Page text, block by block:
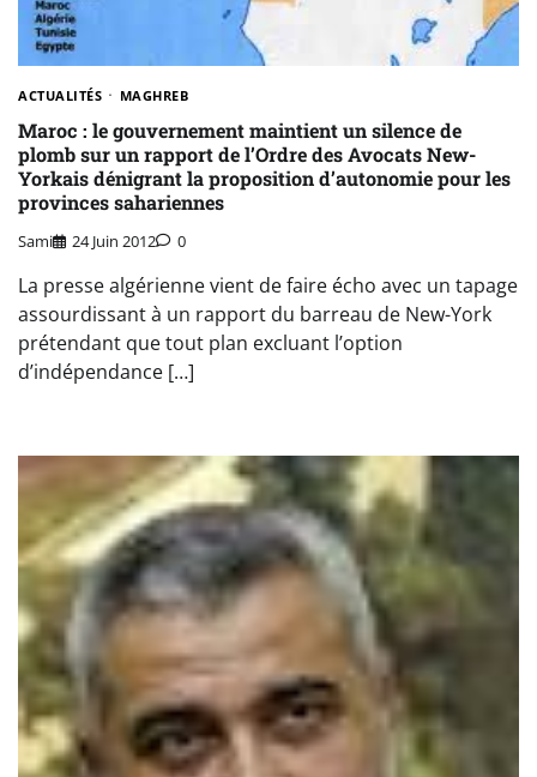
ACTUALITÉS MAGHREB
Maroc : le gouvernement maintient un silence de
plomb sur un rapport de l’Ordre des Avocats New-
Yorkais dénigrant la proposition d’autonomie pour les
provinces sahariennes
Sami 24 Juin 2012 0
La presse algérienne vient de faire écho avec un tapage
assourdissant à un rapport du barreau de New-York
prétendant que tout plan excluant l’option
d’indépendance […]